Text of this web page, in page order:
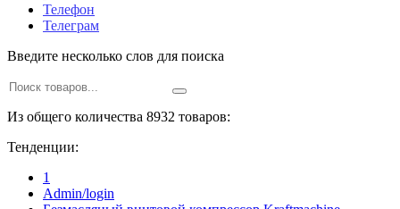
Телефон
Телеграм
Введите несколько слов для поиска
Из общего количества 8932 товаров:
Тенденции:
1
Admin/login